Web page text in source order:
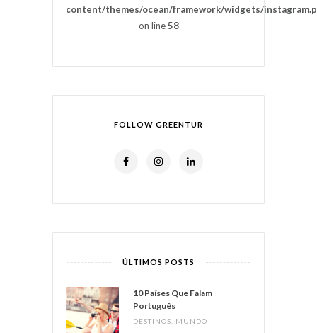
content/themes/ocean/framework/widgets/
on line58
FOLLOW GREENTUR
ÚLTIMOS POSTS
10 Países Que Falam
Português
DESTINOS MUNDO